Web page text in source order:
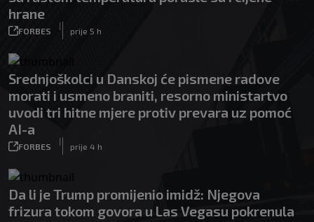
hrane
FORBES
|
prije 5 h
Srednjoškolci u Danskoj će pismene radove
morati i usmeno braniti, resorno ministartvo
uvodi tri hitne mjere protiv prevara uz pomoć
AI-a
FORBES
|
prije 4 h
Da li je Trump promijenio imidž: Njegova
frizura tokom govora u Las Vegasu pokrenula